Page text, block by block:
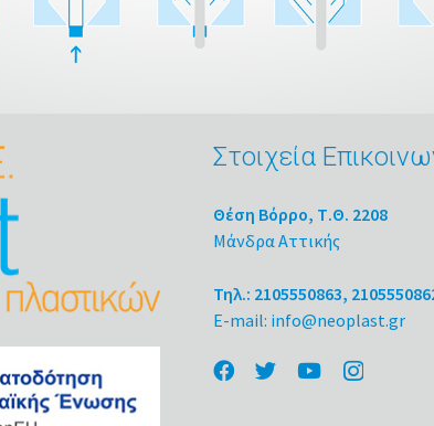
Στοιχεία
Θέση Βόρρο, Τ.Θ. 2208
Μάνδρα Αττικής
Τηλ.: 2105550863,
E-mail: info@neoplast.gr